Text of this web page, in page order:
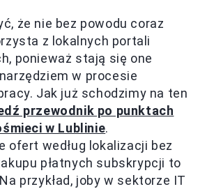
że nie bez powodu coraz
z lokalnych portali
ponieważ stają się one
w procesie
Jak już schodzimy na ten
przewodnik po punktach
w Lublinie.
ofert według lokalizacji bez
płatnych subskrypcji to
przykład, joby w sektorze IT